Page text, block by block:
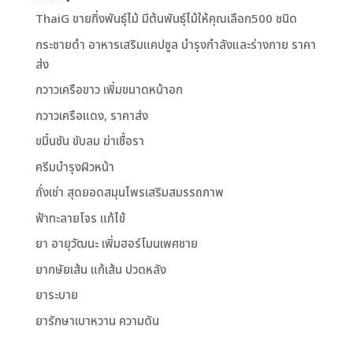
ThaiG ขายกิ่งพันธุ์ไม้ มีต้นพันธุ์ไม้ให้คุณเลือก500 ชนิด
กระชายดำ อาหารเสริมแคปซูล บำรุงกำลังและร่างกาย ราคา
ส่ง
กวาวเครือขาว เพิ่มขนาดหน้าอก
กวาวเครือแดง, ราคาส่ง
ขมิ้นชัน ขับลม ฆ่าเชื้อรา
ครีมบำรุงผิวหน้า
ถั่งเช่า สุดยอดสมุนไพรเสริมสมรรถภาพ
ฟ้าทะลายโจร แก้ไข้
ยา อายุวัฒนะ เพิ่มฮอร์โมนเพศชาย
ยากษัยเส้น แก้เส้น ปวดหลัง
ยาระบาย
ยารักษาเบาหวาน ความดัน